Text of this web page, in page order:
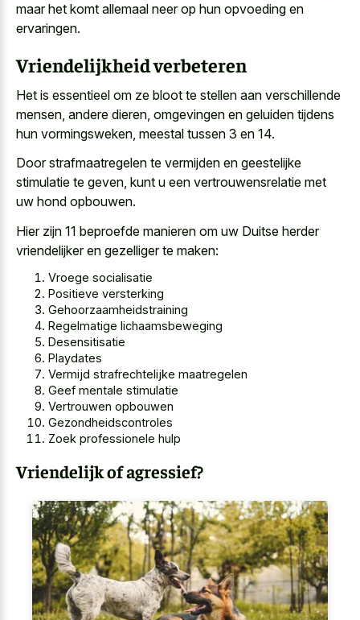
maar het komt allemaal neer op hun opvoeding en
ervaringen.
Vriendelijkheid verbeteren
Het is essentieel om ze bloot te stellen aan verschillende
mensen, andere dieren, omgevingen en geluiden tijdens
hun vormingsweken, meestal tussen 3 en 14.
Door strafmaatregelen te vermijden en geestelijke
stimulatie te geven, kunt u een vertrouwensrelatie met
uw hond opbouwen.
Hier zijn 11 beproefde manieren om uw Duitse herder
vriendelijker en gezelliger te maken:
Vroege socialisatie
Positieve versterking
Gehoorzaamheidstraining
Regelmatige lichaamsbeweging
Desensitisatie
Playdates
Vermijd strafrechtelijke maatregelen
Geef mentale stimulatie
Vertrouwen opbouwen
Gezondheidscontroles
Zoek professionele hulp
Vriendelijk of agressief?